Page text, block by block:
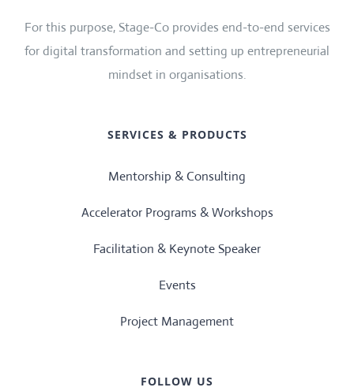
For this purpose, Stage-Co provides end-to-end services
for digital transformation and setting up entrepreneurial
mindset in organisations.
SERVICES & PRODUCTS
Mentorship & Consulting
Accelerator Programs & Workshops
Facilitation & Keynote Speaker
Events
Project Management
FOLLOW US